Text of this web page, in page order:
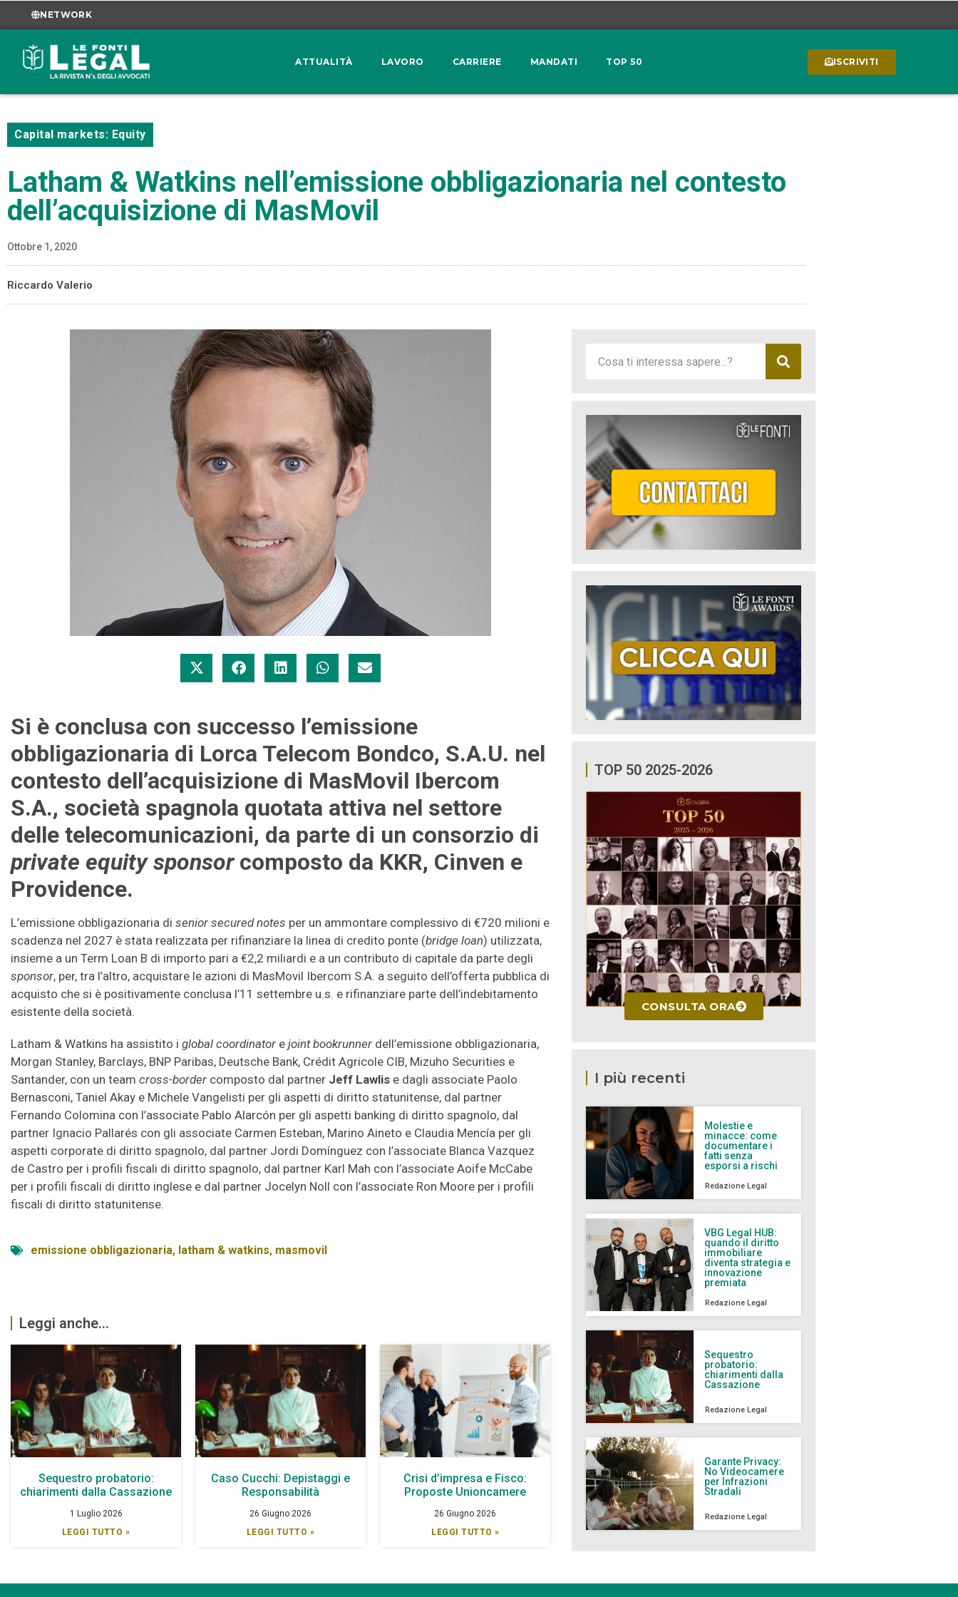
NETWORK
ATTUALITÀ LAVORO CARRIERE MANDATI TOP 50 ISCRIVITI
Capital markets: Equity
Latham & Watkins nell’emissione obbligazionaria nel contesto
dell’acquisizione di MasMovil
Ottobre 1, 2020
Riccardo Valerio
Si è conclusa con successo l’emissione
obbligazionaria di Lorca Telecom Bondco, S.A.U. nel
contesto dell’acquisizione di MasMovil Ibercom
S.A., società spagnola quotata attiva nel settore
delle telecomunicazioni, da parte di un consorzio di
private equity sponsorcomposto da KKR, Cinven e
Providence.
L’emissione obbligazionaria di senior secured notes per un ammontare complessivo di €720 milioni e
scadenza nel 2027 è stata realizzata per rifinanziare la linea di credito ponte (bridge loan) utilizzata,
insieme a un Term Loan B di importo pari a €2,2 miliardi e a un contributo di capitale da parte degli
sponsor, per, tra l’altro, acquistare le azioni di MasMovil Ibercom S.A. a seguito dell’offerta pubblica di
acquisto che si è positivamente conclusa l’11 settembre u.s. e rifinanziare parte dell’indebitamento
esistente della società.
Latham & Watkins ha assistito i global coordinator e joint bookrunner dell’emissione obbligazionaria,
Morgan Stanley, Barclays, BNP Paribas, Deutsche Bank, Crédit Agricole CIB, Mizuho Securities e
Santander, con un team cross-border composto dal partner Jeff Lawlis e dagli associate Paolo
Bernasconi, Taniel Akay e Michele Vangelisti per gli aspetti di diritto statunitense, dal partner
Fernando Colomina con l’associate Pablo Alarcón per gli aspetti banking di diritto spagnolo, dal
partner Ignacio Pallarés con gli associate Carmen Esteban, Marino Aineto e Claudia Mencía per gli
aspetti corporate di diritto spagnolo, dal partner Jordi Domínguez con l’associate Blanca Vazquez
de Castro per i profili fiscali di diritto spagnolo, dal partner Karl Mah con l’associate Aoife McCabe
per i profili fiscali di diritto inglese e dal partner Jocelyn Noll con l’associate Ron Moore per i profili
fiscali di diritto statunitense.
emissione obbligazionaria, latham & watkins, masmovil
Leggi anche...
Sequestro probatorio:
chiarimenti dalla Cassazione
1 Luglio 2026
LEGGI TUTTO »
Caso Cucchi: Depistaggi e
Responsabilità
26 Giugno 2026
LEGGI TUTTO »
Crisi d’impresa e Fisco:
Proposte Unioncamere
26 Giugno 2026
LEGGI TUTTO »
TOP 50 2025-2026
CONSULTA ORA
I più recenti
Molestie e
minacce: come
documentare i
fatti senza
esporsi a rischi
Redazione Legal
VBG Legal HUB:
quando il diritto
immobiliare
diventa strategia e
innovazione
premiata
Redazione Legal
Sequestro
probatorio:
chiarimenti dalla
Cassazione
Redazione Legal
Garante Privacy:
No Videocamere
per Infrazioni
Stradali
Redazione Legal